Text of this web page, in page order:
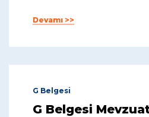
Devamı >>
G Belgesi
G Belgesi